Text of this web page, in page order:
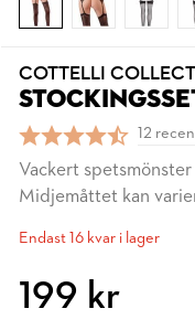
COTTELLI
12
Vackert
Midjemåttet kan
Endast 16 kvar i lager
199 kr